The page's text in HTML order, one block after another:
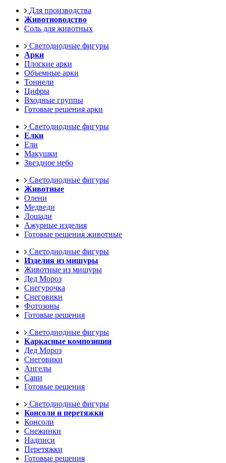
Для производства
Животноводство
Соль для животных
Светодиодные фигуры
Арки
Плоские арки
Объемные арки
Тоннели
Цифры
Входные группы
Готовые решения арки
Светодиодные фигуры
Елки
Ели
Макушки
Звездное небо
Светодиодные фигуры
Животные
Олени
Медведи
Лошади
Ажурные изделия
Готовые решения животные
Светодиодные фигуры
Изделия из мишуры
Животные из мишуры
Дед Мороз
Снегурочка
Снеговики
Фотозоны
Готовые решения
Светодиодные фигуры
Каркасные композиции
Дед Мороз
Снеговики
Ангелы
Сани
Готовые решения
Светодиодные фигуры
Консоли и перетяжки
Консоли
Снежинки
Надписи
Перетяжки
Готовые решения